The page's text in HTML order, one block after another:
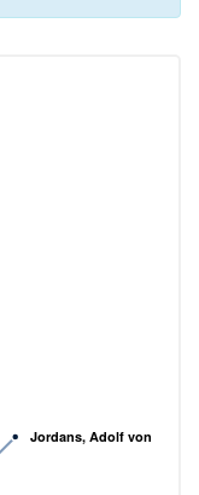
Jordans, Adolf von